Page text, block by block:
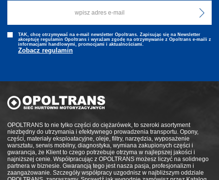
OPOLTRANS to nie tylko części do ciężarówek, to szeroki asortyment
niezbędny do utrzymania i efektywnego prowadzenia transportu. Opony,
części, materiały eksploatacyjne, oleje, filtry, narzędzia, wyposażenie
warsztatu, serwis mobilny, diagnostyka, wymiana zakupionych części i
gwarancja, że Klient to czego potrzebuje otrzyma w najlepszej jakości i
najniższej cenie. Współpracując z OPOLTRANS możesz liczyć na solidnego
partnera w biznesie. Gwarancją tego jest nasza pasja, profesjonalizm i
zaangażowanie. Szczegóły współpracy uzgodnisz w najbliższym oddziale
TAK, chcę otrzymywać na e-mail newsletter Opoltrans. Zapisując się na Newsletter
akceptuję regulamin Opoltrans i wyraźam zgodę na otrzymywanie z Opoltrans e-maili z
informacjami handlowymi, promocjami i aktualnościami.
Zobacz regulamin